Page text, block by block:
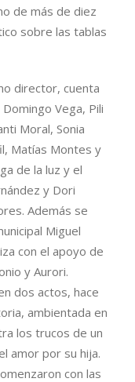
de más de diez
sobre las tablas
director, cuenta
Vega, Pili
Moral, Sonia
Matías Montes y
de la luz y el
y Dori
Además se
Miguel
con el apoyo de
y Aurori.
dos actos, hace
ambientada en
los trucos de un
amor por su hija.
con las